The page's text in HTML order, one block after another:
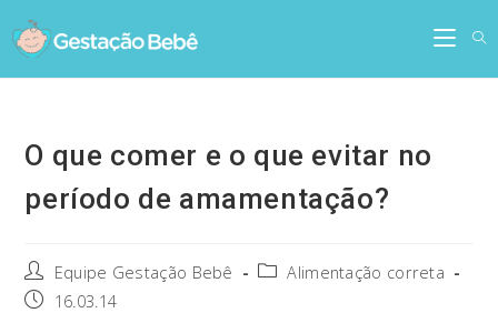
to
content
O que comer e o que evitar no
período de amamentação?
Post
author:
Equipe Gestação Bebê
PostAlimentação correta
Post16.03.14